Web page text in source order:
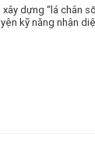
dựng “lá chắn
kỹ năng nhận